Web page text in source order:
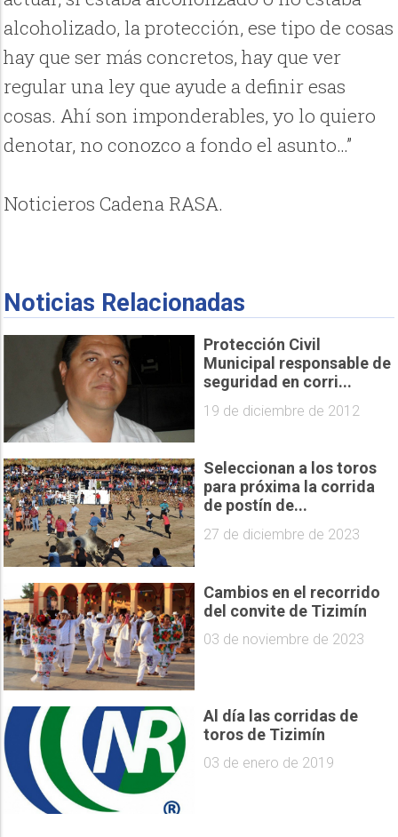
alcoholizado, la protección, ese tipo de cosas
hay que ser más concretos, hay que ver
regular una ley que ayude a definir esas
cosas. Ahí son imponderables, yo lo quiero
denotar, no conozco a fondo el asunto…”
Noticieros Cadena RASA.
Noticias Relacionadas
Protección Civil
Municipal responsable de
seguridad en corri...
19 de diciembre de 2012
Seleccionan a los toros
para próxima la corrida
de postín de...
27 de diciembre de 2023
Cambios en el recorrido
del convite de Tizimín
03 de noviembre de 2023
Al día las corridas de
toros de Tizimín
03 de enero de 2019